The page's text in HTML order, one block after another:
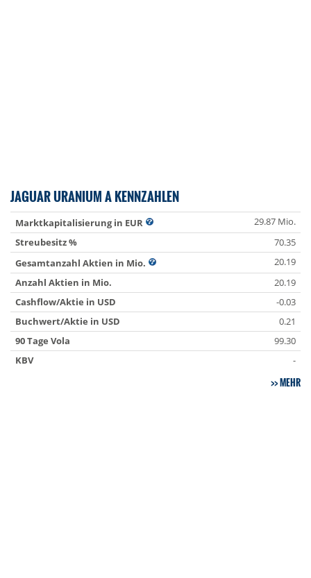
JAGUAR URANIUM A KENNZAHLEN
Marktkapitalisierung in EUR
29.87 Mio.
Streubesitz %
70.35
Gesamtanzahl Aktien in Mio.
20.19
Anzahl Aktien in Mio.
20.19
Cashflow/Aktie in USD
-0.03
Buchwert/Aktie in USD
0.21
90 Tage Vola
99.30
KBV
-
MEHR